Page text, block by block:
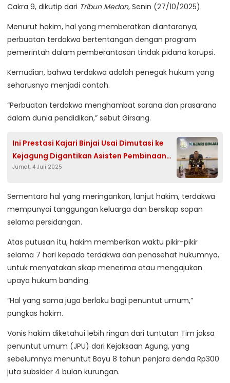
Cakra 9, dikutip dari Tribun Medan, Senin (27/10/2025).
Menurut hakim, hal yang memberatkan diantaranya,
perbuatan terdakwa bertentangan dengan program
pemerintah dalam pemberantasan tindak pidana korupsi.
Kemudian, bahwa terdakwa adalah penegak hukum yang
seharusnya menjadi contoh.
“Perbuatan terdakwa menghambat sarana dan prasarana
dalam dunia pendidikan,” sebut Girsang.
Ini Prestasi Kajari Binjai Usai Dimutasi ke
Kejagung Digantikan Asisten Pembinaan
Kejati NTB
Jumat, 4 Juli 2025
Sementara hal yang meringankan, lanjut hakim, terdakwa
mempunyai tanggungan keluarga dan bersikap sopan
selama persidangan.
Atas putusan itu, hakim memberikan waktu pikir-pikir
selama 7 hari kepada terdakwa dan penasehat hukumnya,
untuk menyatakan sikap menerima atau mengajukan
upaya hukum banding.
“Hal yang sama juga berlaku bagi penuntut umum,”
pungkas hakim.
Vonis hakim diketahui lebih ringan dari tuntutan Tim jaksa
penuntut umum (JPU) dari Kejaksaan Agung, yang
sebelumnya menuntut Bayu 8 tahun penjara denda Rp300
juta subsider 4 bulan kurungan.